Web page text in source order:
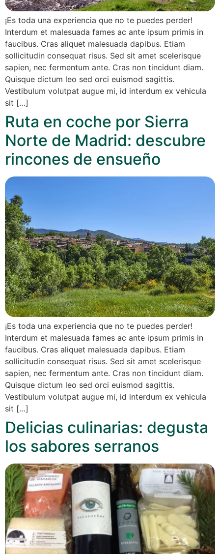
¡Es toda una experiencia que no te puedes perder!
Interdum et malesuada fames ac ante ipsum primis in
faucibus. Cras aliquet malesuada dapibus. Etiam
sollicitudin consequat risus. Sed sit amet scelerisque
sapien, nec fermentum ante. Cras non tincidunt diam.
Quisque dictum leo sed orci euismod sagittis.
Vestibulum volutpat augue mi, id interdum ex vehicula
sit […]
Ruta en coche por Sierra
Norte de Madrid: descubre
rincones de ensueño
¡Es toda una experiencia que no te puedes perder!
Interdum et malesuada fames ac ante ipsum primis in
faucibus. Cras aliquet malesuada dapibus. Etiam
sollicitudin consequat risus. Sed sit amet scelerisque
sapien, nec fermentum ante. Cras non tincidunt diam.
Quisque dictum leo sed orci euismod sagittis.
Vestibulum volutpat augue mi, id interdum ex vehicula
sit […]
Delicias culinarias: degusta
los sabores serranos